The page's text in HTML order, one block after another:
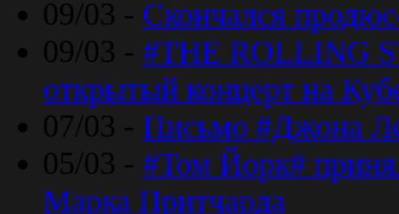
09/03 - Скончался
09/03 - #THE ROLLING
открытый концерт на
07/03 - Письмо #Джона
05/03 - #Том Йорк#
Марка Притчарда